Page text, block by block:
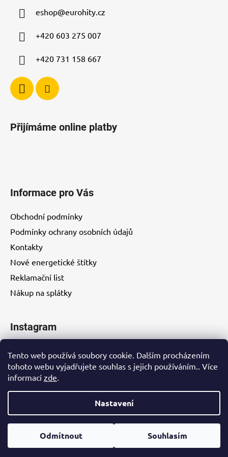
Tento web používá soubory cookie. Dalším procházením
tohoto webu vyjadřujete souhlas s jejich používáním.. Více
informací zde.
Nastavení
Odmítnout Souhlasím
eshop@eurohity.cz
+420 603 275 007
+420 731 158 667
Přijímáme online platby
Informace pro Vás
Obchodní podmínky
Podmínky ochrany osobních údajů
Kontakty
Nové energetické štítky
Reklamační list
Nákup na splátky
Instagram
Vytvořil Shoptet
Copyright 2026
. Všechna práva
vyhrazena.Upravit nastavení cookies